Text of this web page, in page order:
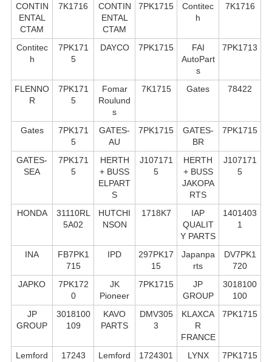
CONTIN
ENTAL
CTAM
7K1716
CONTIN
ENTAL
CTAM
7PK1715
Contitec
h
7K1716
Contitec
h
7PK171
5
DAYCO 7PK1715
FAI
AutoPart
s
7PK1713
FLENNO
R
7PK171
5
Fomar
Roulund
s
7K1715 Gates 78422
Gates
7PK171
5
GATES-
AU
7PK1715
GATES-
BR
7PK1715
GATES-
SEA
7PK171
5
HERTH
+ BUSS
ELPART
S
J107171
5
HERTH
+ BUSS
JAKOPA
RTS
J107171
5
HONDA
31110RL
5A02
HUTCHI
NSON
1718K7
IAP
QUALIT
Y PARTS
1401403
1
INA
FB7PK1
715
IPD
297PK17
15
Japanpa
rts
DV7PK1
720
JAPKO
7PK172
0
JK
Pioneer
7PK1715
JP
GROUP
3018100
100
JP
GROUP
3018100
109
KAVO
PARTS
DMV305
3
KLAXCA
R
FRANCE
7PK1715
Lemford
17243
Lemford
1724301 LYNX 7PK1715